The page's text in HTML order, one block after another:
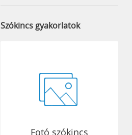
Szókincs gyakorlatok
Fotó szókincs